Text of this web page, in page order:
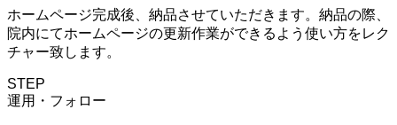
ホームページ完成後、納品させていただきます。納品の際、
院内にてホームページの更新作業ができるよう使い方をレク
チャー致します。
STEP
運用・フォロー